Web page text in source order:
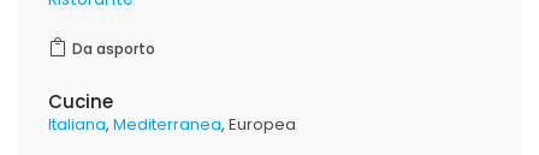
Da asporto
Cucine
Italiana Mediterranea Europea